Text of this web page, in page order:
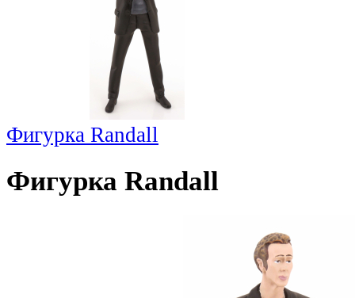
Фигурка Randall
Фигурка Randall